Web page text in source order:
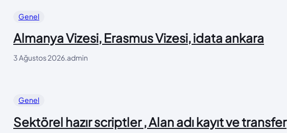
Genel
Almanya Vizesi, Erasmus Vizesi, idata ankara
3 Ağustos 2026.admin
Genel
Sektörel hazır scriptler , Alan adı kayıt ve transfer